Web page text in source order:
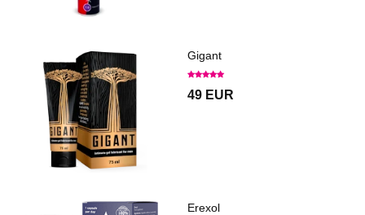
Gigant
49 EUR
Erexol